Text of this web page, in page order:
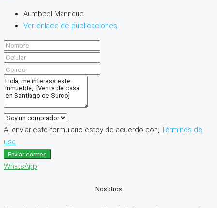
Aumbbel Manrique
Ver enlace de publicaciones
Al enviar este formulario estoy de acuerdo con, Términos de
uso
Enviar corrreo
WhatsApp
Nosotros